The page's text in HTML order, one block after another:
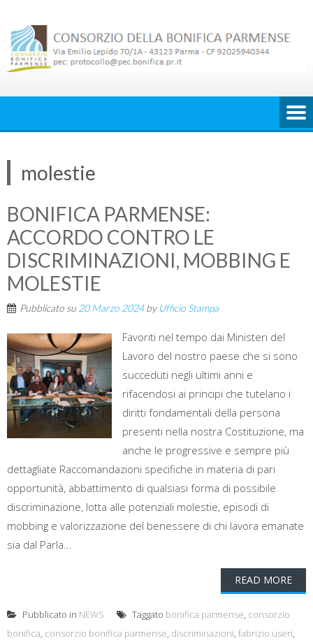
content
molestie
BONIFICA PARMENSE:
ACCORDO CONTRO LE
DISCRIMINAZIONI, MOBBING E
MOLESTIE
Pubblicato su 20 Marzo 2024by Ufficio Stampa
Favoriti nel tempo dai Ministeri del
Lavoro del nostro paese che si sono
succeduti negli ultimi anni e
rifacendosi ai principi che tutelano i
diritti fondamentali della persona
presenti nella nostra Costituzione, ma
anche le progressive e sempre più
dettagliate Raccomandazioni specifiche in materia di pari
opportunità, abbattimento di qualsiasi forma di possibile
discriminazione, lotta alle potenziali molestie, episodi di
mobbing e valorizzazione del benessere di chi lavora emanate
sia dal Parla...
READ MORE
Pubblicato in NEWS Taggato bonifica parmense, consorzio
bonifica, consorzio bonifica parmense, discriminazioni, fabrizio useri,